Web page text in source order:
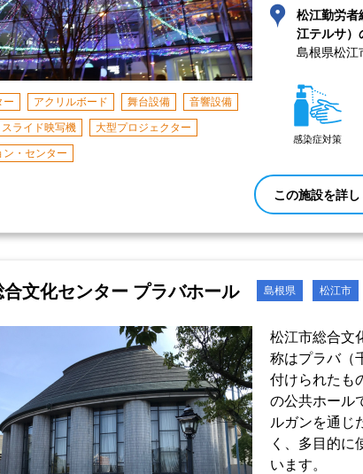
ー アクリルボード 舞台設備
音響設備
スライド映写機
大型プロジェクター
・センター
松江勤労者
江テルサ）
島根県松
感染症対策
この施設を詳
文化センター プラバホール 島根県 松江市
松江市総合文
称はプラバ（
付けられたも
の公共ホール
ルガンを通じ
く、多目的に
います。